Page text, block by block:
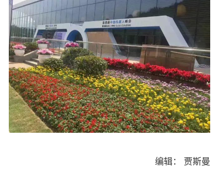
编辑： 贾斯曼